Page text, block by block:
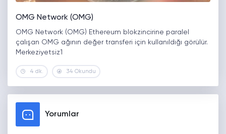
OMG Network (OMG)
OMG Network (OMG) Ethereum blokzincirine paralel
çalışan OMG ağının değer transferi için kullanıldığı görülür.
Merkeziyetsiz1
4 dk. 34 Okundu
Yorumlar